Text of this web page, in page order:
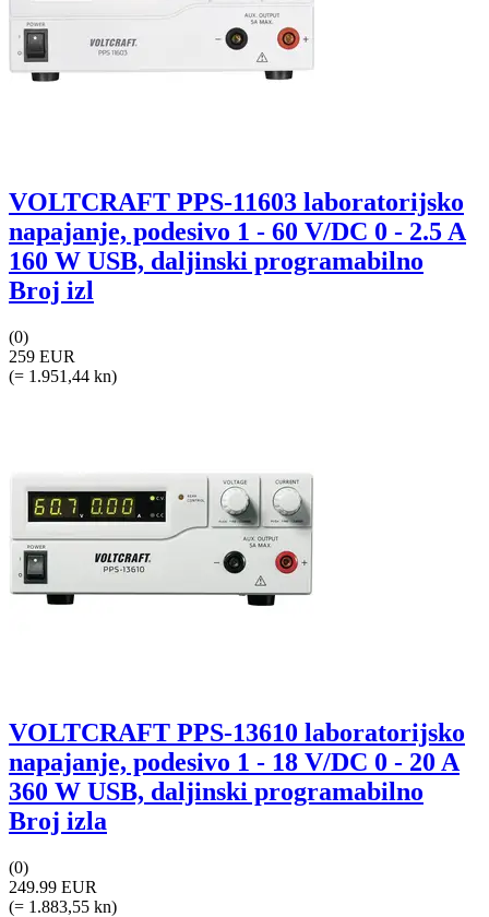
VOLTCRAFT PPS-11603 laboratorijsko
napajanje, podesivo 1 - 60 V/DC 0 - 2.5 A
160 W USB, daljinski programabilno
Broj izl
(0)
259 EUR
(= 1.951,44 kn)
VOLTCRAFT PPS-13610 laboratorijsko
napajanje, podesivo 1 - 18 V/DC 0 - 20 A
360 W USB, daljinski programabilno
Broj izla
(0)
249.99 EUR
(= 1.883,55 kn)